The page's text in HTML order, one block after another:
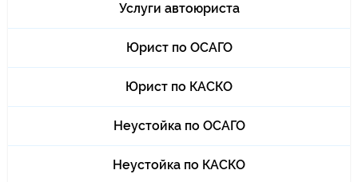
Услуги автоюриста
Юрист по ОСАГО
Юрист по КАСКО
Неустойка по ОСАГО
Неустойка по КАСКО